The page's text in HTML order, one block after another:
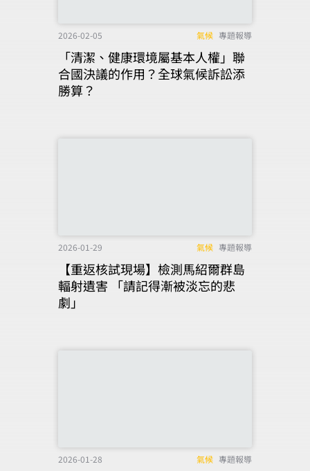
2026-02-05 氣候 專題報導
「清潔、健康環境屬基本人權」聯
合國決議的作用？全球氣候訴訟添
勝算？
2026-01-29 氣候 專題報導
【重返核試現場】檢測馬紹爾群島
輻射遺害 「請記得漸被淡忘的悲
劇」
2026-01-28 氣候 專題報導